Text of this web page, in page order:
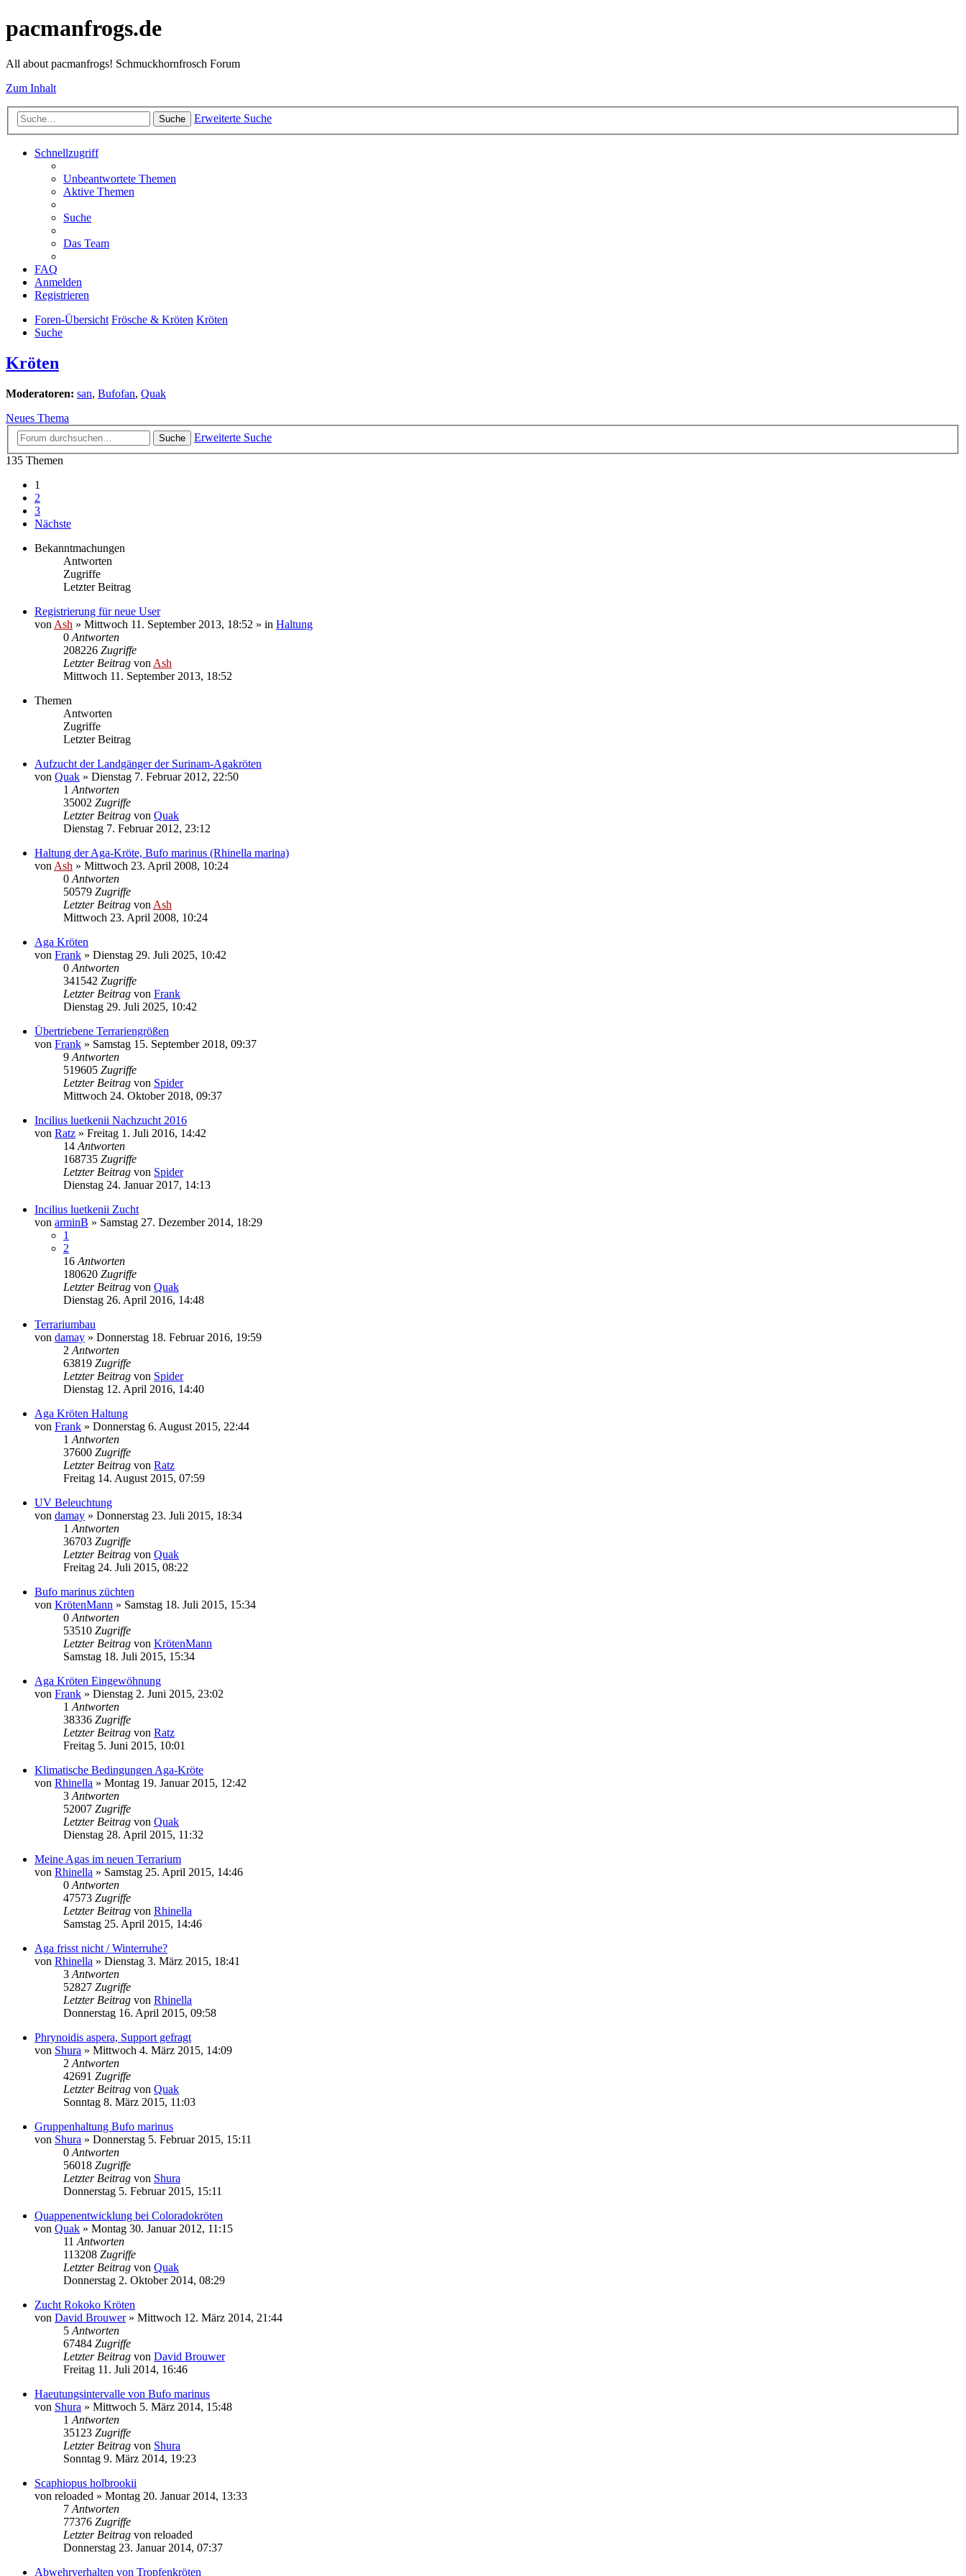
pacmanfrogs.de
All about pacmanfrogs! Schmuckhornfrosch Forum
Zum Inhalt
Suche Erweiterte Suche
Schnellzugriff
Unbeantwortete Themen
Aktive Themen
Suche
Das Team
FAQ
Anmelden
Registrieren
Foren-Übersicht Frösche & Kröten Kröten
Suche
Kröten
Moderatoren: san, Bufofan, Quak
Neues Thema
Suche
Erweiterte Suche
135 Themen
1
2
3
Nächste
Bekanntmachungen
Antworten
Zugriffe
Letzter Beitrag
Registrierung für neue User
von Ash » Mittwoch 11. September 2013, 18:52 » in Haltung
0 Antworten
208226 Zugriffe
Letzter Beitrag von Ash
Mittwoch 11. September 2013, 18:52
Themen
Antworten
Zugriffe
Letzter Beitrag
Aufzucht der Landgänger der Surinam-Agakröten
von Quak » Dienstag 7. Februar 2012, 22:50
1 Antworten
35002 Zugriffe
Letzter Beitrag von Quak
Dienstag 7. Februar 2012, 23:12
Haltung der Aga-Kröte, Bufo marinus (Rhinella marina)
von Ash » Mittwoch 23. April 2008, 10:24
0 Antworten
50579 Zugriffe
Letzter Beitrag von Ash
Mittwoch 23. April 2008, 10:24
Aga Kröten
von Frank » Dienstag 29. Juli 2025, 10:42
0 Antworten
341542 Zugriffe
Letzter Beitrag von Frank
Dienstag 29. Juli 2025, 10:42
Übertriebene Terrariengrößen
von Frank » Samstag 15. September 2018, 09:37
9 Antworten
519605 Zugriffe
Letzter Beitrag von Spider
Mittwoch 24. Oktober 2018, 09:37
Incilius luetkenii Nachzucht 2016
von Ratz » Freitag 1. Juli 2016, 14:42
14 Antworten
168735 Zugriffe
Letzter Beitrag von Spider
Dienstag 24. Januar 2017, 14:13
Incilius luetkenii Zucht
von arminB » Samstag 27. Dezember 2014, 18:29
1
2
16 Antworten
180620 Zugriffe
Letzter Beitrag von Quak
Dienstag 26. April 2016, 14:48
Terrariumbau
von damay » Donnerstag 18. Februar 2016, 19:59
2 Antworten
63819 Zugriffe
Letzter Beitrag von Spider
Dienstag 12. April 2016, 14:40
Aga Kröten Haltung
von Frank » Donnerstag 6. August 2015, 22:44
1 Antworten
37600 Zugriffe
Letzter Beitrag von Ratz
Freitag 14. August 2015, 07:59
UV Beleuchtung
von damay » Donnerstag 23. Juli 2015, 18:34
1 Antworten
36703 Zugriffe
Letzter Beitrag von Quak
Freitag 24. Juli 2015, 08:22
Bufo marinus züchten
von KrötenMann » Samstag 18. Juli 2015, 15:34
0 Antworten
53510 Zugriffe
Letzter Beitrag von KrötenMann
Samstag 18. Juli 2015, 15:34
Aga Kröten Eingewöhnung
von Frank » Dienstag 2. Juni 2015, 23:02
1 Antworten
38336 Zugriffe
Letzter Beitrag von Ratz
Freitag 5. Juni 2015, 10:01
Klimatische Bedingungen Aga-Kröte
von Rhinella » Montag 19. Januar 2015, 12:42
3 Antworten
52007 Zugriffe
Letzter Beitrag von Quak
Dienstag 28. April 2015, 11:32
Meine Agas im neuen Terrarium
von Rhinella » Samstag 25. April 2015, 14:46
0 Antworten
47573 Zugriffe
Letzter Beitrag von Rhinella
Samstag 25. April 2015, 14:46
Aga frisst nicht / Winterruhe?
von Rhinella » Dienstag 3. März 2015, 18:41
3 Antworten
52827 Zugriffe
Letzter Beitrag von Rhinella
Donnerstag 16. April 2015, 09:58
Phrynoidis aspera, Support gefragt
von Shura » Mittwoch 4. März 2015, 14:09
2 Antworten
42691 Zugriffe
Letzter Beitrag von Quak
Sonntag 8. März 2015, 11:03
Gruppenhaltung Bufo marinus
von Shura » Donnerstag 5. Februar 2015, 15:11
0 Antworten
56018 Zugriffe
Letzter Beitrag von Shura
Donnerstag 5. Februar 2015, 15:11
Quappenentwicklung bei Coloradokröten
von Quak » Montag 30. Januar 2012, 11:15
11 Antworten
113208 Zugriffe
Letzter Beitrag von Quak
Donnerstag 2. Oktober 2014, 08:29
Zucht Rokoko Kröten
von David Brouwer» Mittwoch 12. März 2014, 21:44
5 Antworten
67484 Zugriffe
Letzter Beitrag von David Brouwer
Freitag 11. Juli 2014, 16:46
Haeutungsintervalle von Bufo marinus
von Shura » Mittwoch 5. März 2014, 15:48
1 Antworten
35123 Zugriffe
Letzter Beitrag von Shura
Sonntag 9. März 2014, 19:23
Scaphiopus holbrookii
von reloaded » Montag 20. Januar 2014, 13:33
7 Antworten
77376 Zugriffe
Letzter Beitrag von reloaded
Donnerstag 23. Januar 2014, 07:37
Abwehrverhalten von Tropfenkröten